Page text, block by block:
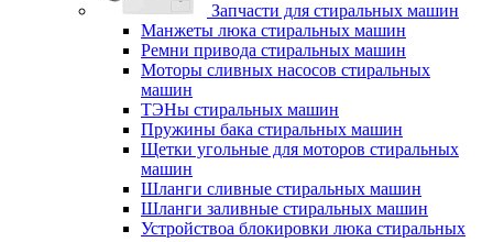
Запчасти для стиральных машин
Манжеты люка стиральных машин
Ремни привода стиральных машин
Моторы сливных насосов стиральных
машин
ТЭНы стиральных машин
Пружины бака стиральных машин
Щетки угольные для моторов стиральных
машин
Шланги сливные стиральных машин
Шланги заливные стиральных машин
Устройствоа блокировки люка стиральных